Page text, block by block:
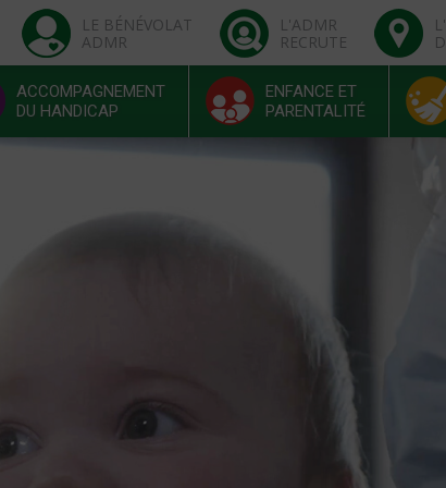
LE BÉNÉVOLAT
ADMR
L'ADMR
RECRUTE
ACCOMPAGNEMENT
DU HANDICAP
ENFANCE ET
PARENTALITÉ